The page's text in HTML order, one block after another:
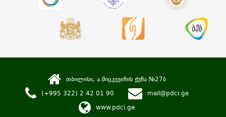
თბილისი, ა.მიცკევიჩის ქუჩა №27ბ
(+995 322) 2 42 01 90
mail@pdci.ge
www.pdci.ge